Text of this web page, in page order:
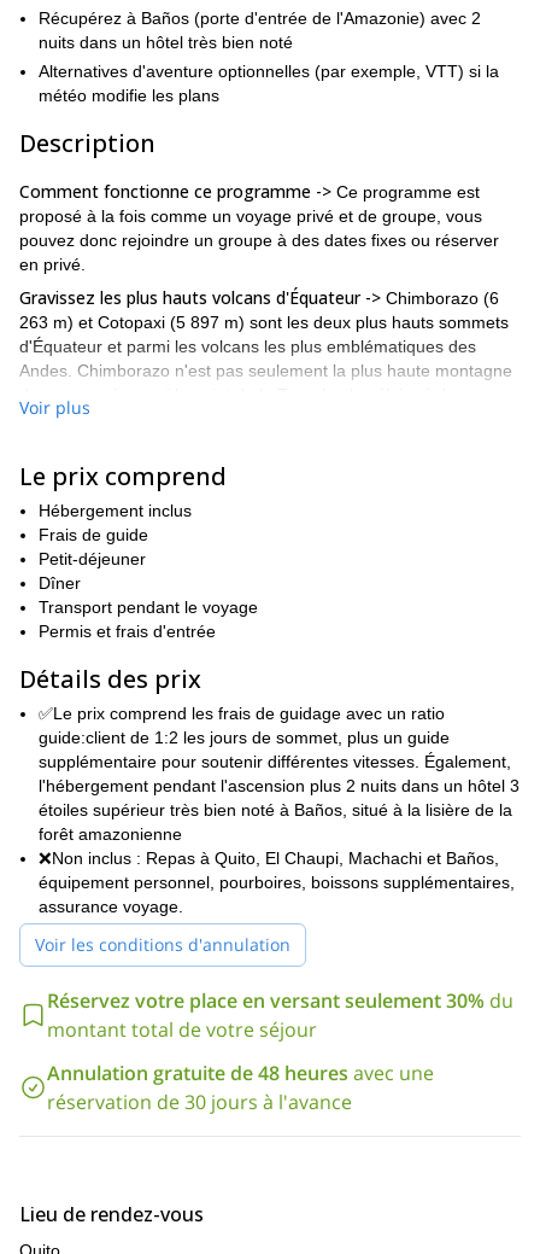
Récupérez à Baños (porte d'entrée de l'Amazonie) avec 2
nuits dans un hôtel très bien noté
Alternatives d'aventure optionnelles (par exemple, VTT) si la
météo modifie les plans
Description
Comment fonctionne ce programme -> Ce programme est
proposé à la fois comme un voyage privé et de groupe, vous
pouvez donc rejoindre un groupe à des dates fixes ou réserver
en privé.
Gravissez les plus hauts volcans d'Équateur -> Chimborazo (6
263 m) et Cotopaxi (5 897 m) sont les deux plus hauts sommets
d'Équateur et parmi les volcans les plus emblématiques des
Andes. Chimborazo n'est pas seulement la plus haute montagne
de la planète, tandis que Cotopaxi est l'un des volcans actifs les
complète en haute altitude à travers l'« Avenue des Volcans » de
l'Équateur. En commençant à Quito, le programme comprend des
randonnées d'acclimatation sur Pasochoa et Pichincha, suivies
de l'ascension de l'Iliniza Norte (5 116 m), une étape clé avant de
tenter le Cotopaxi et finalement le Chimborazo.
Un défi non technique mais exigeant ->
ascensions se déroulent dans un véritable environnement de
d'expérience préalable en alpinisme. Vous utiliserez des
crampons et un piolet sur le terrain glaciaire, et toutes les
techniques essentielles sont introduites et pratiquées pendant le
programme. Ce programme est idéal pour les randonneurs en
forme cherchant à gravir leurpremier sommet de 6 000 mètres
ou pour ceux qui se préparent à des objectifs plus grands tels
que l'Aconcagua. Une bonne condition physique est essentielle,
car le défi vient de l'altitude et de l'endurance plutôt que de la
difficulté technique.
Conçu pour la sécurité, la flexibilité et le succès ->L'itinéraire
est soigneusement conçu pour maximiser l'acclimatation et
augmenter considérablement le succès au sommet (environ 90 %
selon l'expérience du guide). Avec une progression d'altitude
graduelle et des périodes de repos stratégiques, le programme
donne à votre corps le temps nécessaire pour s'adapter
correctement—un facteur essentiel pour des sommets comme le
Chimborazo.
Les jours de sommet, il y a 1 guide pour 2 grimpeurs, et tout au
de sommet—par exemple, en se divisant en groupes plus petits
si nécessaire—afin que chacun puisse grimper à un rythme
Voir plus
Le prix comprend
Hébergement inclus
Frais de guide
Petit-déjeuner
Dîner
Transport pendant le voyage
Permis et frais d'entrée
Détails des prix
✅Le prix comprend les frais de guidage avec un ratio
guide:client de 1:2 les jours de sommet, plus un guide
supplémentaire pour soutenir différentes vitesses. Également,
l'hébergement pendant l'ascension plus 2 nuits dans un hôtel 3
étoiles supérieur très bien noté à Baños, situé à la lisière de la
forêt amazonienne
❌Non inclus : Repas à Quito, El Chaupi, Machachi et Baños,
équipement personnel, pourboires, boissons supplémentaires,
assurance voyage.
Voir les conditions d'annulation
Réservez votre place en versant seulement 30% du
montant total de votre séjour
Annulation gratuite de 48 heures avec une
réservation de 30 jours à l'avance
Lieu de rendez-vous